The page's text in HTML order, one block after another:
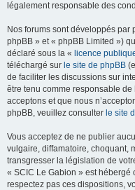
légalement responsable des
Nos forums sont développés par
phpBB » et « phpBB Limited »)
déclaré sous la « licence
téléchargé sur le site de phpBB
de faciliter les discussions sur
être tenu comme responsable
acceptons et que nous
phpBB, veuillez consulter le site
Vous acceptez de ne publier
vulgaire, diffamatoire, choquant,
transgresser la législation de
« SCIC Le Gabion » est
respectez pas ces dispositions,